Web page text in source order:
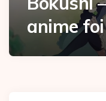
anime